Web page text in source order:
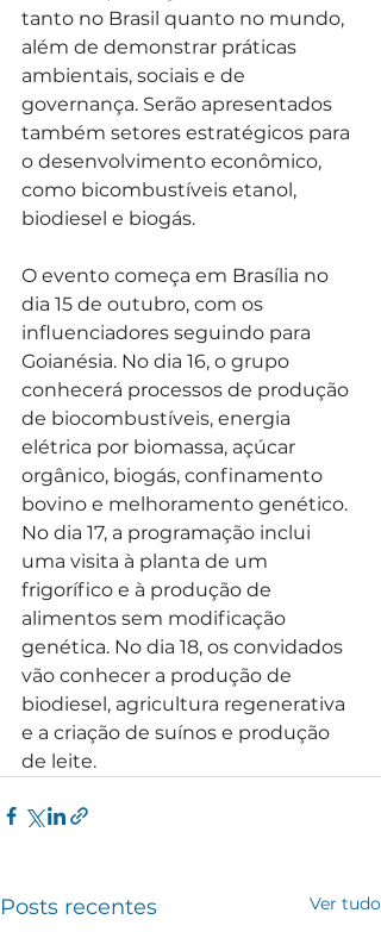
tanto no Brasil quanto no mundo,
além de demonstrar práticas
ambientais, sociais e de
governança. Serão apresentados
também setores estratégicos para
o desenvolvimento econômico,
como bicombustíveis etanol,
biodiesel e biogás.
O evento começa em Brasília no
dia 15 de outubro, com os
influenciadores seguindo para
Goianésia. No dia 16, o grupo
conhecerá processos de produção
de biocombustíveis, energia
elétrica por biomassa, açúcar
orgânico, biogás, confinamento
bovino e melhoramento genético.
No dia 17, a programação inclui
uma visita à planta de um
frigorífico e à produção de
alimentos sem modificação
genética. No dia 18, os convidados
vão conhecer a produção de
biodiesel, agricultura regenerativa
e a criação de suínos e produção
de leite.
Posts recentes Ver tudo